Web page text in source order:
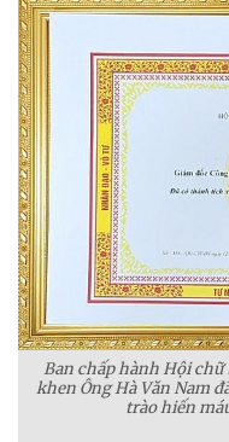
Ban chấp hành Hội
khen Ông Hà Văn Nam
trào hiến